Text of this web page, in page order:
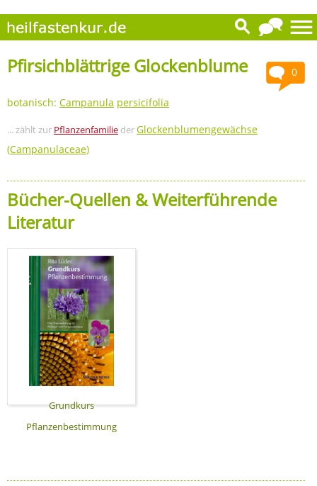
0
Pfirsichblättrige Glockenblume
botanisch: Campanula persicifolia
... zählt zur Pflanzenfamilie derGlockenblumengewächse
(Campanulaceae)
Bücher-Quellen & Weiterführende
Literatur
Grundkurs
Pflanzenbestimmung